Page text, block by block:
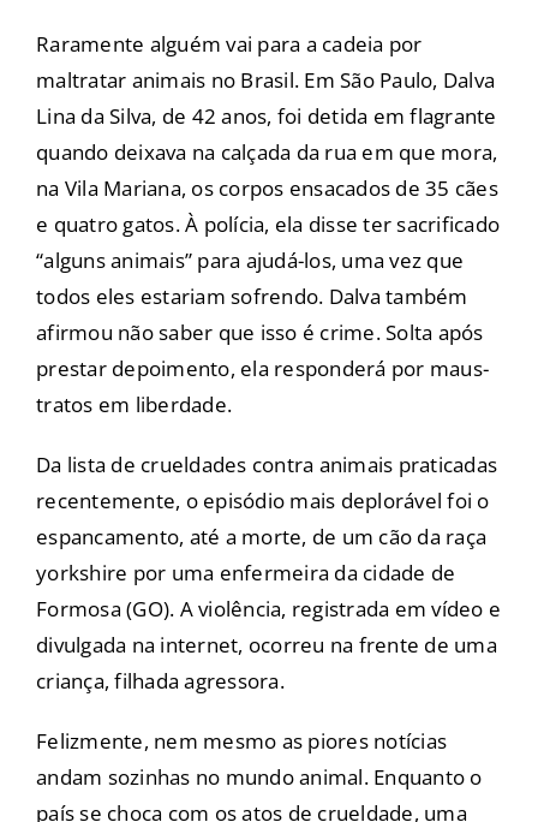
Raramente alguém vai para a cadeia por
maltratar animais no Brasil. Em São Paulo, Dalva
Lina da Silva, de 42 anos, foi detida em flagrante
quando deixava na calçada da rua em que mora,
na Vila Mariana, os corpos ensacados de 35 cães
e quatro gatos. À polícia, ela disse ter sacrificado
“alguns animais” para ajudá-los, uma vez que
todos eles estariam sofrendo. Dalva também
afirmou não saber que isso é crime. Solta após
prestar depoimento, ela responderá por maus-
tratos em liberdade.
Da lista de crueldades contra animais praticadas
recentemente, o episódio mais deplorável foi o
espancamento, até a morte, de um cão da raça
yorkshire por uma enfermeira da cidade de
Formosa (GO). A violência, registrada em vídeo e
divulgada na internet, ocorreu na frente de uma
criança, filhada agressora.
Felizmente, nem mesmo as piores notícias
andam sozinhas no mundo animal. Enquanto o
país se choca com os atos de crueldade, uma